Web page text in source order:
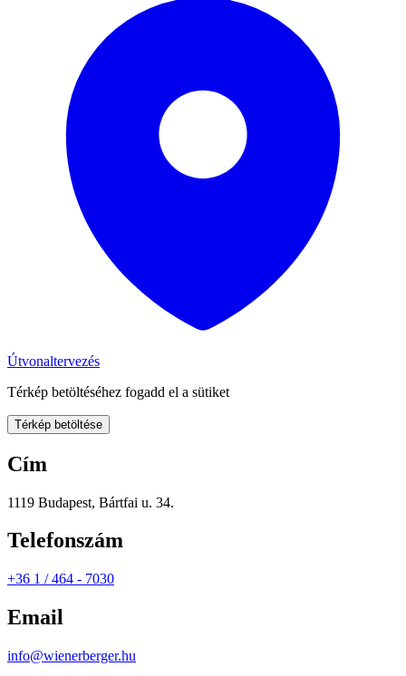
Útvonaltervezés
Térkép betöltéséhez fogadd el a sütiket
Térkép betöltése
Cím
1119 Budapest, Bártfai u. 34.
Telefonszám
+36 1 / 464 - 7030
Email
info@wienerberger.hu